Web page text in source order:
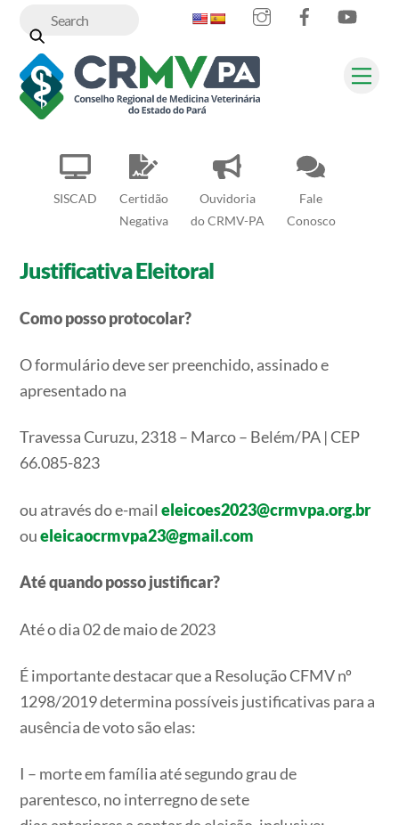
content
SISCAD
Certidão
Negativa
Ouvidoria
do CRMV-PA
Fale
Conosco
InstagramFacebook
Justificativa Eleitoral
Como posso protocolar?
O formulário deve ser preenchido, assinado e
apresentado na
Travessa Curuzu, 2318 – Marco – Belém/PA | CEP
66.085-823
ou através do e-maileleicoes2023@crmvpa.org.br
oueleicaocrmvpa23@gmail.com
Até quando posso justificar?
Até o dia 02 de maio de 2023
É importante destacar que a Resolução CFMV nº
1298/2019 determina possíveis justificativas para a
ausência de voto são elas:
I – morte em família até segundo grau de
parentesco, no interregno de sete